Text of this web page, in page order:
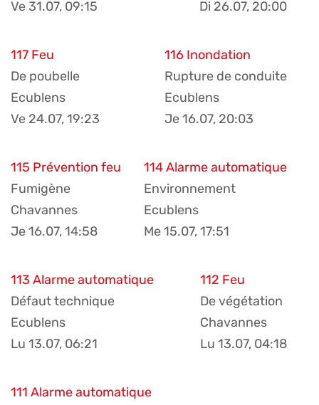
Ve 31.07, 09:15
Di 26.07, 20:00
117 Feu
De poubelle
Ecublens
Ve 24.07, 19:23
116 Inondation
Rupture de conduite
Ecublens
Je 16.07, 20:03
115 Prévention feu
Fumigène
Chavannes
Je 16.07, 14:58
114 Alarme automatique
Environnement
Ecublens
Me 15.07, 17:51
113 Alarme automatique
Défaut technique
Ecublens
Lu 13.07, 06:21
112 Feu
De végétation
Chavannes
Lu 13.07, 04:18
111 Alarme automatique